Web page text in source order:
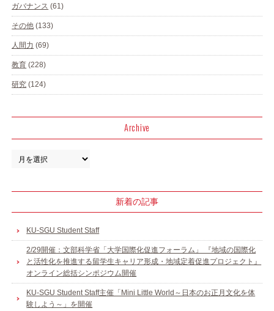
ガバナンス (61)
その他 (133)
人間力 (69)
教育 (228)
研究 (124)
Archive
新着の記事
KU-SGU Student Staff
2/29開催：文部科学省「大学国際化促進フォーラム」 『地域の国際化
と活性化を推進する留学生キャリア形成・地域定着促進プロジェクト』
オンライン総括シンポジウム開催
KU-SGU Student Staff主催「Mini Little World～日本のお正月文化を体
験しよう～」を開催